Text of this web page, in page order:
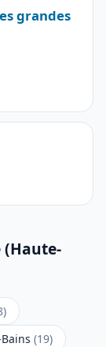
grandes
(19)